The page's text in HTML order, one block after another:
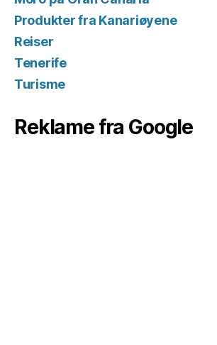
Produkter fra Kanariøyene
Reiser
Tenerife
Turisme
Reklame fra Google